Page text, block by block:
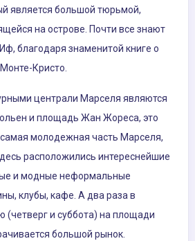
является большой тюрьмой,
на острове. Почти все знают
благодаря знаменитой книге о
Кристо.
централи Марселя являются
и площадь Жан Жореса, это
молодежная часть Марселя,
расположились интереснейшие
и модные неформальные
клубы, кафе. А два раза в
(четверг и суббота) на площади
большой рынок.